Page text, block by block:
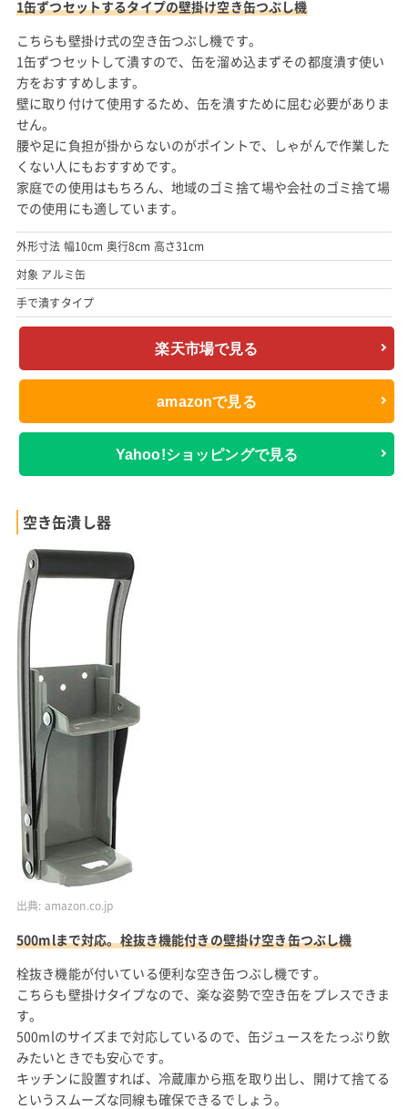
1缶ずつセットするタイプの壁掛け空き缶つぶし機
こちらも壁掛け式の空き缶つぶし機です。
1缶ずつセットして潰すので、缶を溜め込まずその都度潰す使い
方をおすすめします。
壁に取り付けて使用するため、缶を潰すために屈む必要がありま
せん。
腰や足に負担が掛からないのがポイントで、しゃがんで作業した
くない人にもおすすめです。
家庭での使用はもちろん、地域のゴミ捨て場や会社のゴミ捨て場
での使用にも適しています。
外形寸法 幅10cm 奥行8cm 高さ31cm
対象 アルミ缶
手で潰すタイプ
楽天市場で見る
amazonで見る
Yahoo!ショッピングで見る
空き缶潰し器
出典: amazon.co.jp
500mlまで対応。栓抜き機能付きの壁掛け空き缶つぶし機
栓抜き機能が付いている便利な空き缶つぶし機です。
こちらも壁掛けタイプなので、楽な姿勢で空き缶をプレスできま
す。
500mlのサイズまで対応しているので、缶ジュースをたっぷり飲
みたいときでも安心です。
キッチンに設置すれば、冷蔵庫から瓶を取り出し、開けて捨てる
というスムーズな同線も確保できるでしょう。